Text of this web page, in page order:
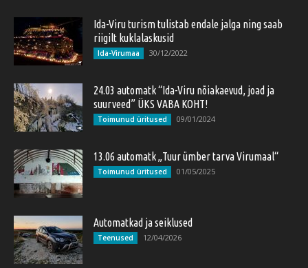
Ida-Viru turism tulistab endale jalga ning saab
riigilt kuklalaskusid
Ida-Virumaa 30/12/2022
24.03 automatk “Ida-Viru nõiakaevud, joad ja
suurveed” ÜKS VABA KOHT!
Toimunud üritused 09/01/2024
13.06 automatk „Tuur ümber tarva Virumaal“
Toimunud üritused 01/05/2025
Automatkad ja seiklused
Teenused 12/04/2026